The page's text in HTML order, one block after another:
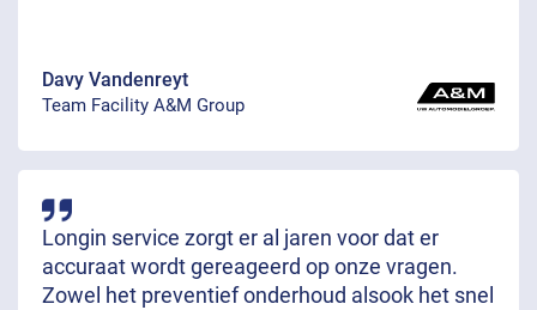
Davy Vandenreyt
Team Facility A&M Group
Longin service zorgt er al jaren voor dat er
accuraat wordt gereageerd op onze vragen.
Zowel het preventief onderhoud alsook het snel